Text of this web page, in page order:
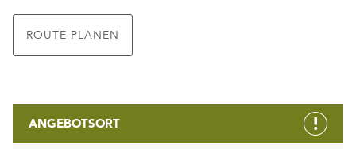
ROUTE PLANEN
ANGEBOTSORT